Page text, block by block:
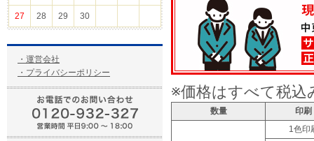
27 28 29 30
・運営会社
・プライバシーポリシー
※価格はすべて税込
数量 印刷
1色印